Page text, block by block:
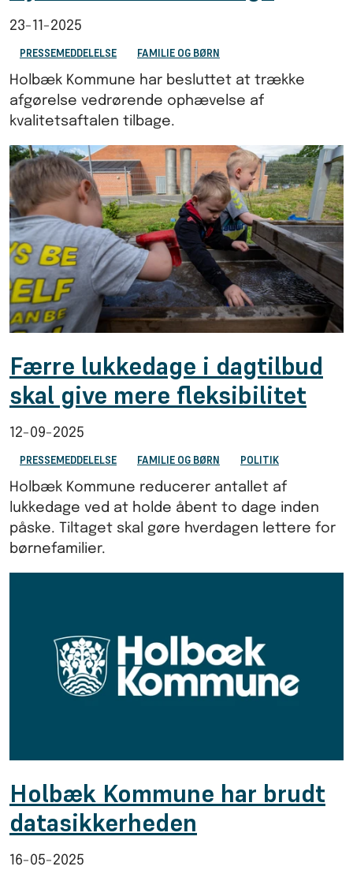
23-11-2025
PRESSEMEDDELELSE FAMILIE OG BØRN
Holbæk Kommune har besluttet at trække
afgørelse vedrørende ophævelse af
kvalitetsaftalen tilbage.
Færre lukkedage i dagtilbud
skal give mere fleksibilitet
12-09-2025
PRESSEMEDDELELSE FAMILIE OG BØRN POLITIK
Holbæk Kommune reducerer antallet af
lukkedage ved at holde åbent to dage inden
påske. Tiltaget skal gøre hverdagen lettere for
børnefamilier.
Holbæk Kommune har brudt
datasikkerheden
16-05-2025